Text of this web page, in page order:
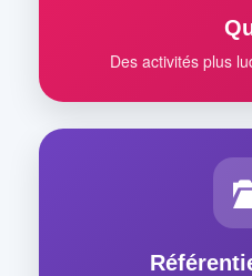
Des activités plus